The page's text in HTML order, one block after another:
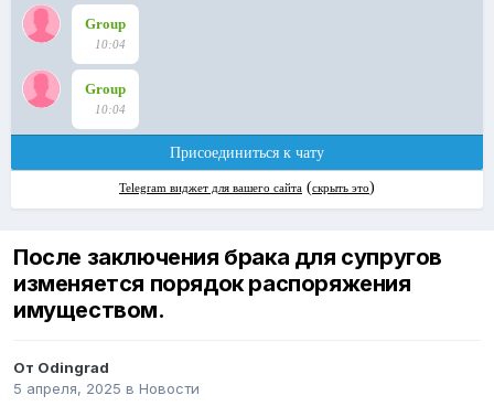
После заключения брака для супругов
изменяется порядок распоряжения
имуществом.
От Odingrad
5 апреля, 2025 в Новости